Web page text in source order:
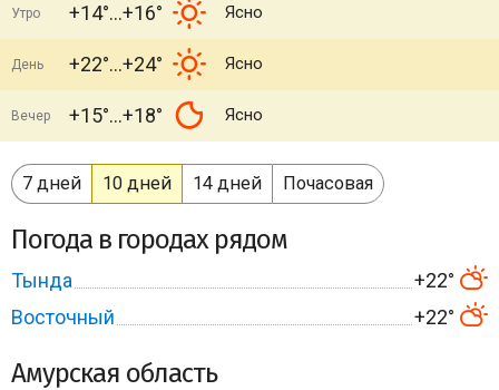
Утро +14° +16° Ясно
День +22° +24° Ясно
Вечер +15° +18° Ясно
7 дней 10 дней 14 дней Почасовая
Погода в городах рядом
Тында
+22°
Восточный
+22°
Амурская область